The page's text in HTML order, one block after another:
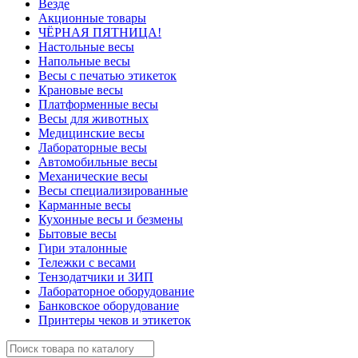
Везде
Акционные товары
ЧЁРНАЯ ПЯТНИЦА!
Настольные весы
Напольные весы
Весы с печатью этикеток
Крановые весы
Платформенные весы
Весы для животных
Медицинские весы
Лабораторные весы
Автомобильные весы
Механические весы
Весы специализированные
Карманные весы
Кухонные весы и безмены
Бытовые весы
Гири эталонные
Тележки с весами
Тензодатчики и ЗИП
Лабораторное оборудование
Банковское оборудование
Принтеры чеков и этикеток